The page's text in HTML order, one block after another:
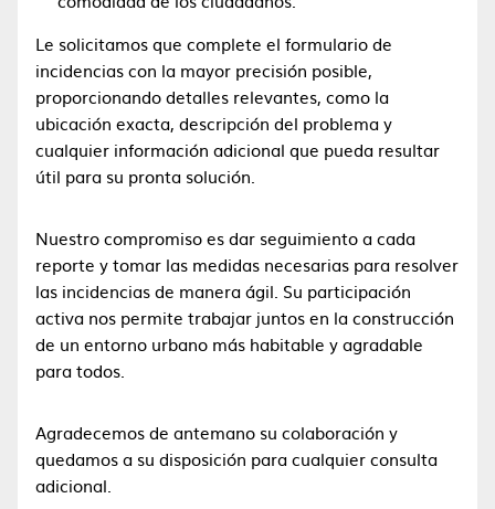
Le solicitamos que complete el formulario de
incidencias con la mayor precisión posible,
proporcionando detalles relevantes, como la
ubicación exacta, descripción del problema y
cualquier información adicional que pueda resultar
útil para su pronta solución.
Nuestro compromiso es dar seguimiento a cada
reporte y tomar las medidas necesarias para resolver
las incidencias de manera ágil. Su participación
activa nos permite trabajar juntos en la construcción
de un entorno urbano más habitable y agradable
para todos.
Agradecemos de antemano su colaboración y
quedamos a su disposición para cualquier consulta
adicional.